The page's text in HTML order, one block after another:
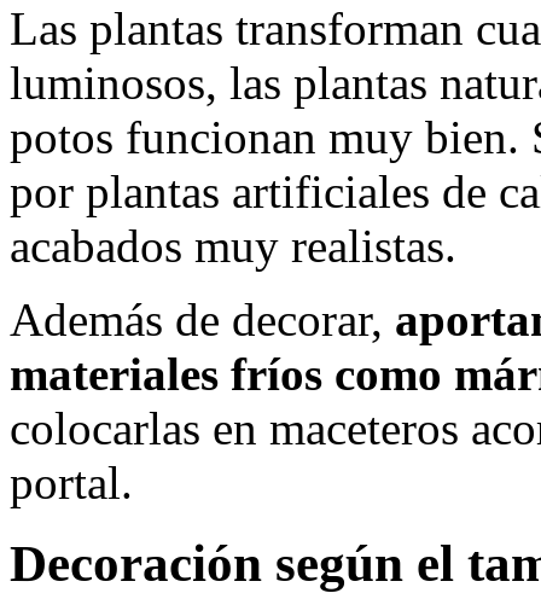
Las plantas transforman
luminosos, las plantas
potos funcionan muy bien.
por plantas artificiales de
acabados muy realistas.
Además de decorar,
materiales fríos como
colocarlas en maceteros
portal.
Decoración según el